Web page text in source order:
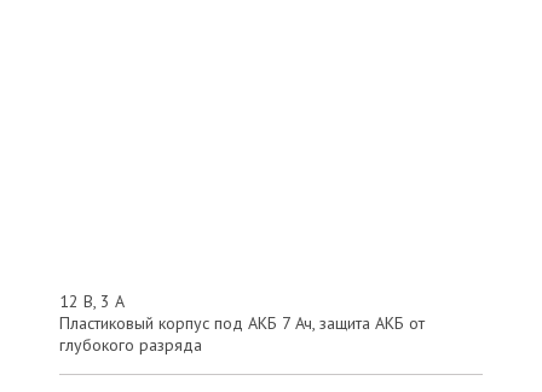
12 В, 3 А
Пластиковый корпус под АКБ 7 Ач, защита АКБ от
глубокого разряда